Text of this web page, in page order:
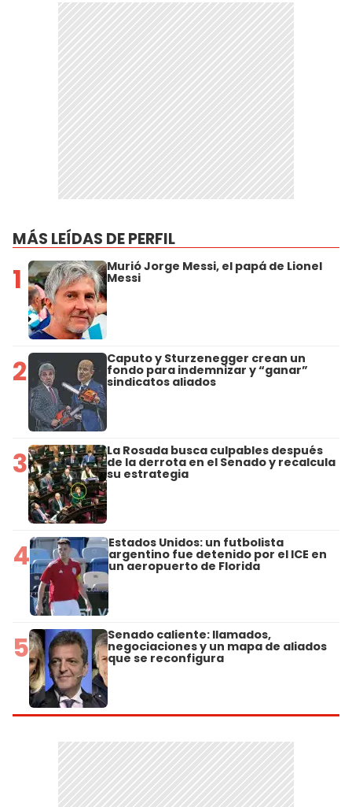
MÁS LEÍDAS DE PERFIL
1 Murió Jorge Messi, el papá de Lionel
Messi
2 Caputo y Sturzenegger crean un
fondo para indemnizar y “ganar”
sindicatos aliados
3 La Rosada busca culpables después
de la derrota en el Senado y recalcula
su estrategia
4 Estados Unidos: un futbolista
argentino fue detenido por el ICE en
un aeropuerto de Florida
5 Senado caliente: llamados,
negociaciones y un mapa de aliados
que se reconfigura